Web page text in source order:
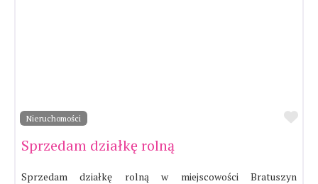
Nieruchomości
Sprzedam działkę rolną
Sprzedam działkę rolną w miejscowości Bratuszyn